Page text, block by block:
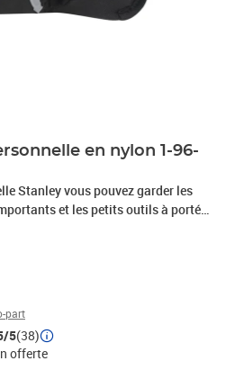
en nylon 1-96-
Stanley vous pouvez garder les
et les petits outils à portée
en tissu 600 x 600 deniers, qui
vos différents articles personnels
a une poche dédiée pour votre
que la livraison inclut
Noir et jaune Matériaul: Nylon
Tissu solide 600 x 600 deniers
avec fermeture Pochette de
part
5(38)
offerte